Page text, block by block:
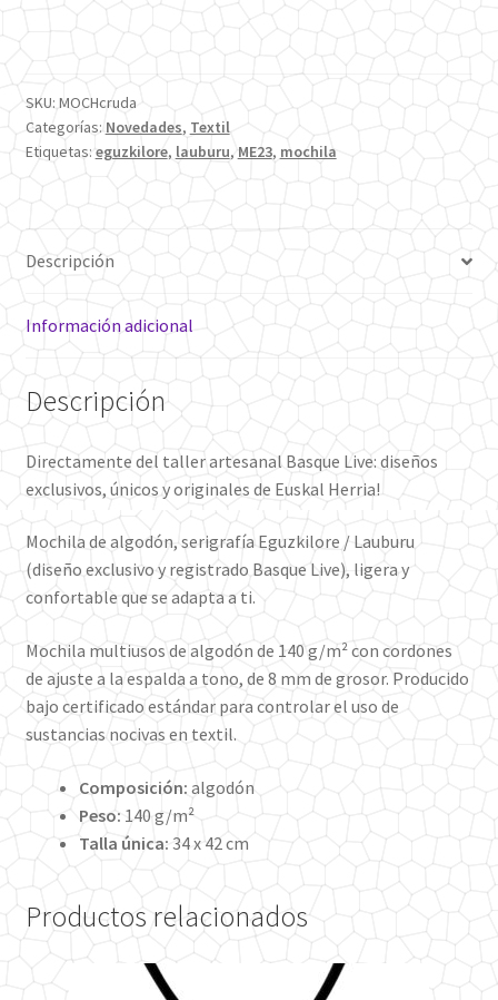
SKU: MOCHcruda
Categorías:Novedades, Textil
Etiquetas:eguzkilore, lauburu,ME23, mochila
Descripción
Información adicional
Descripción
Directamente del taller artesanal Basque Live: diseños
exclusivos, únicos y originales de Euskal Herria!
Mochila de algodón, serigrafía Eguzkilore / Lauburu
(diseño exclusivo y registrado Basque Live), ligera y
confortable que se adapta a ti.
Mochila multiusos de algodón de 140 g/m² con cordones
de ajuste a la espalda a tono, de 8 mm de grosor. Producido
bajo certificado estándar para controlar el uso de
sustancias nocivas en textil.
Composición: algodón
Peso: 140g/m²
Talla única: 34 x 42 cm
Productos relacionados